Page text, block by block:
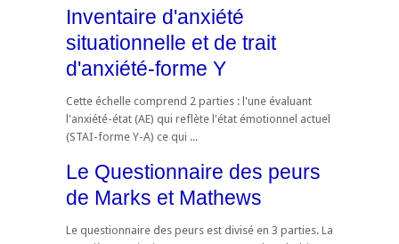
Inventaire d'anxiété
situationnelle et de trait
d'anxiété-forme Y
Cette échelle comprend 2 parties : l'une évaluant
l'anxiété-état (AE) qui reflète l'état émotionnel actuel
(STAI-forme Y-A) ce qui ...
Le Questionnaire des peurs
de Marks et Mathews
Le questionnaire des peurs est divisé en 3 parties. La